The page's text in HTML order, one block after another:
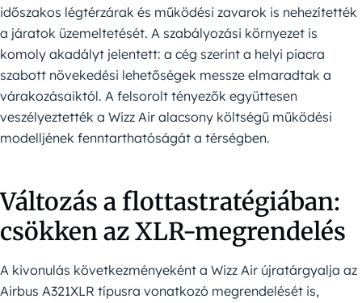
időszakos légtérzárak és működési zavarok is nehezítették
a járatok üzemeltetését. A szabályozási környezet is
komoly akadályt jelentett: a cég szerint a helyi piacra
szabott növekedési lehetőségek messze elmaradtak a
várakozásaiktól. A felsorolt tényezők együttesen
veszélyeztették a Wizz Air alacsony költségű működési
modelljének fenntarthatóságát a térségben.
Változás a flottastratégiában:
csökken az XLR-megrendelés
A kivonulás következményeként a Wizz Air újratárgyalja az
Airbus A321XLR típusra vonatkozó megrendelését is,